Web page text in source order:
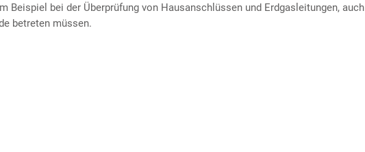
Beispiel bei der Überprüfung von Hausanschlüssen und Erdgasleitungen, auch
betreten müssen.